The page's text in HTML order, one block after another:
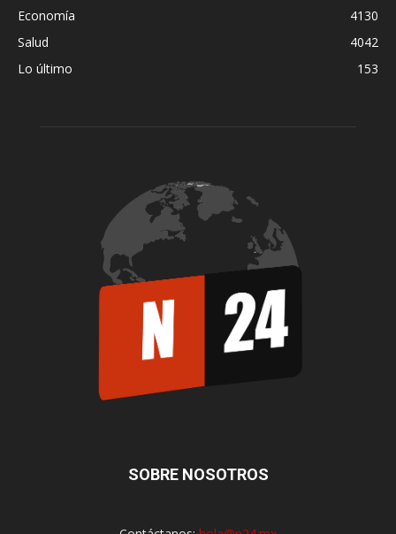
Economía
4130
Salud
4042
Lo último
153
SOBRE NOSOTROS